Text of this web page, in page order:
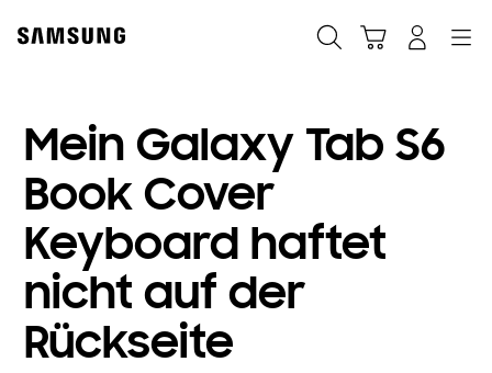
content
Mein Galaxy Tab S6
Book Cover
Keyboard haftet
nicht auf der
Rückseite